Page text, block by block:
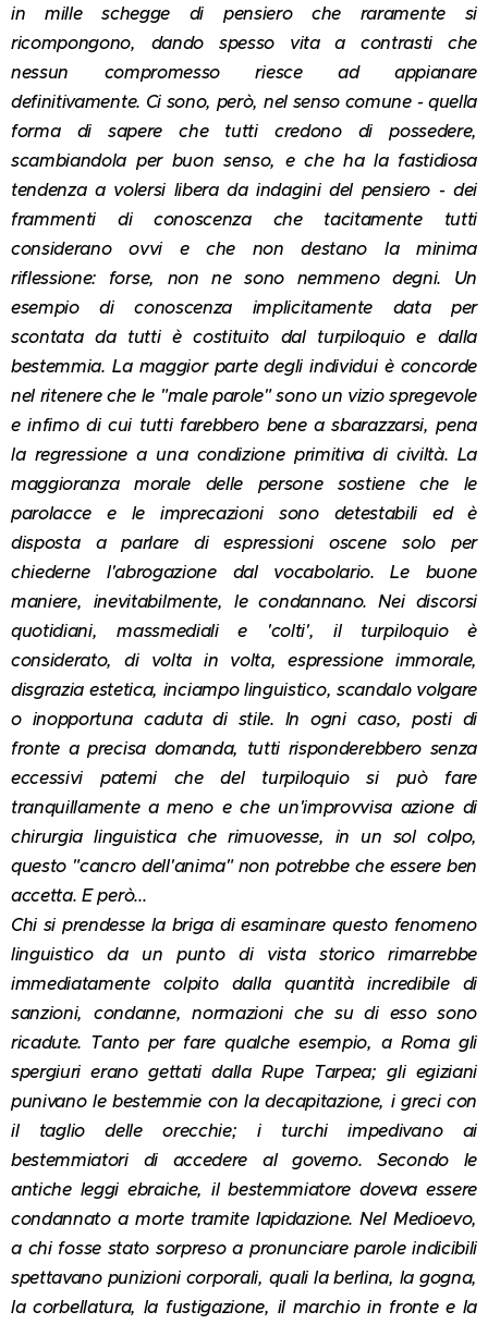
in mille schegge di pensiero che raramente si
ricompongono, dando spesso vita a contrasti che
nessun compromesso riesce ad appianare
definitivamente. Ci sono, però, nel senso comune - quella
forma di sapere che tutti credono di possedere,
scambiandola per buon senso, e che ha la fastidiosa
tendenza a volersi libera da indagini del pensiero - dei
frammenti di conoscenza che tacitamente tutti
considerano ovvi e che non destano la minima
riflessione: forse, non ne sono nemmeno degni. Un
esempio di conoscenza implicitamente data per
scontata da tutti è costituito dal turpiloquio e dalla
bestemmia. La maggior parte degli individui è concorde
nel ritenere che le "male parole" sono un vizio spregevole
e infimo di cui tutti farebbero bene a sbarazzarsi, pena
la regressione a una condizione primitiva di civiltà. La
maggioranza morale delle persone sostiene che le
parolacce e le imprecazioni sono detestabili ed è
disposta a parlare di espressioni oscene solo per
chiederne l'abrogazione dal vocabolario. Le buone
maniere, inevitabilmente, le condannano. Nei discorsi
quotidiani, massmediali e 'colti', il turpiloquio è
considerato, di volta in volta, espressione immorale,
disgrazia estetica, inciampo linguistico, scandalo volgare
o inopportuna caduta di stile. In ogni caso, posti di
fronte a precisa domanda, tutti risponderebbero senza
eccessivi patemi che del turpiloquio si può fare
tranquillamente a meno e che un'improvvisa azione di
chirurgia linguistica che rimuovesse, in un sol colpo,
questo "cancro dell'anima" non potrebbe che essere ben
accetta. E però...
Chi si prendesse la briga di esaminare questo fenomeno
linguistico da un punto di vista storico rimarrebbe
immediatamente colpito dalla quantità incredibile di
sanzioni, condanne, normazioni che su di esso sono
ricadute. Tanto per fare qualche esempio, a Roma gli
spergiuri erano gettati dalla Rupe Tarpea; gli egiziani
punivano le bestemmie con la decapitazione, i greci con
il taglio delle orecchie; i turchi impedivano ai
bestemmiatori di accedere al governo. Secondo le
antiche leggi ebraiche, il bestemmiatore doveva essere
condannato a morte tramite lapidazione. Nel Medioevo,
a chi fosse stato sorpreso a pronunciare parole indicibili
spettavano punizioni corporali, quali la berlina, la gogna,
la corbellatura, la fustigazione, il marchio in fronte e la